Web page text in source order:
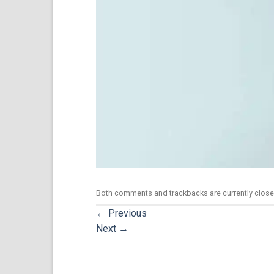
Both comments and trackbacks are currently
← Previous
Next →